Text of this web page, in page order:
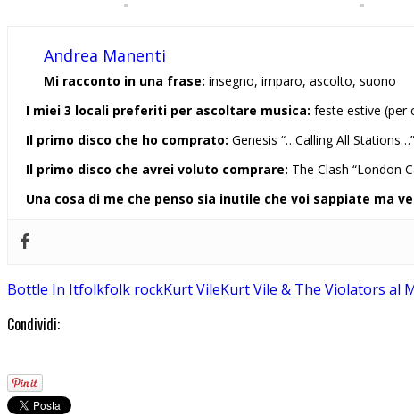
Andrea Manenti
Mi racconto in una frase: insegno, imparo, ascolto, suono
I miei 3 locali preferiti per ascoltare musica: feste estive (per
Il primo disco che ho comprato: Genesis “…Calling All
Il primo disco che avrei voluto comprare: The Clash “London
Una cosa di me che penso sia inutile che voi sappiate ma
Bottle In Itfolkfolk rockKurt VileKurt Vile & The Violators al
Condividi: